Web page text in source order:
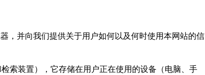
，并向我们提供关于用户如何以及何时使用本网站的信
索装置），它存储在用户正在使用的设备（电脑、手